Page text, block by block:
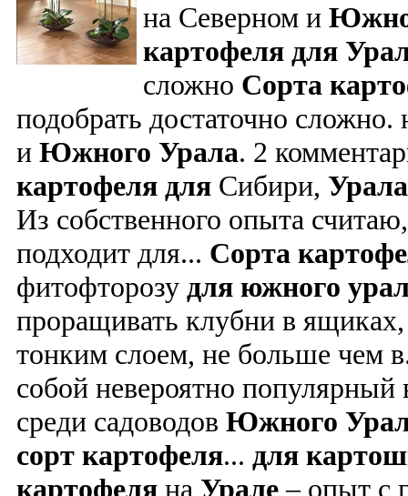
на Северном и
картофеля для
сложно Сорта
подобрать достаточно сложно.
и Южного Урала. 2
картофеля для Сибири, Урала
Из собственного опыта
подходит для... Сорта
фитофторозу для южного
проращивать клубни в
тонким слоем, не больше чем
собой невероятно популярный
среди садоводов Южного
сорт картофеля... для
картофеля на Урале– опыт с